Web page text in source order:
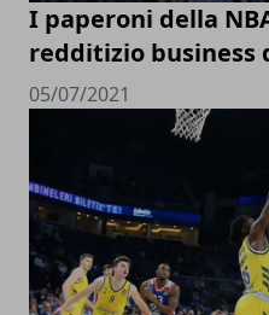
I paperoni della
redditizio business
05/07/2021